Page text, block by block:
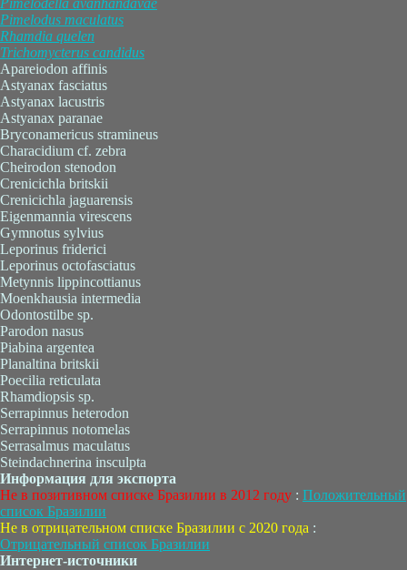
Pimelodella avanhandavae
Pimelodus maculatus
Rhamdia quelen
Trichomycterus candidus
Apareiodon affinis
Astyanax fasciatus
Astyanax lacustris
Astyanax paranae
Bryconamericus stramineus
Characidium cf. zebra
Cheirodon stenodon
Crenicichla britskii
Crenicichla jaguarensis
Eigenmannia virescens
Gymnotus sylvius
Leporinus friderici
Leporinus octofasciatus
Metynnis lippincottianus
Moenkhausia intermedia
Odontostilbe sp.
Parodon nasus
Piabina argentea
Planaltina britskii
Poecilia reticulata
Rhamdiopsis sp.
Serrapinnus heterodon
Serrapinnus notomelas
Serrasalmus maculatus
Steindachnerina insculpta
Информация для экспорта
Не в позитивном списке Бразилии в 2012 году : Положительный
список Бразилии
Не в отрицательном списке Бразилии с 2020 года :
Отрицательный список Бразилии
Интернет-источники